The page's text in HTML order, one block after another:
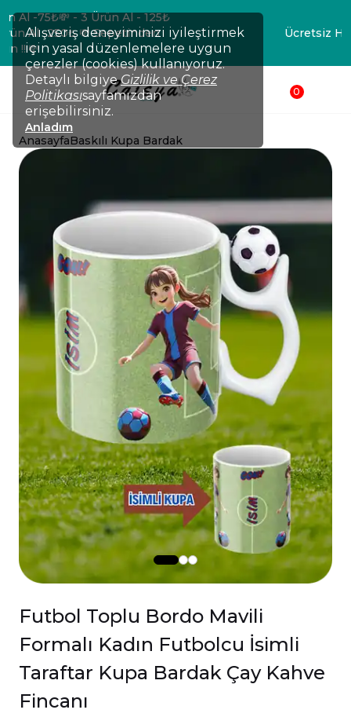
Alışveriş deneyiminizi iyileştirmek
için yasal düzenlemelere uygun
çerezler (cookies) kullanıyoruz.
Detaylı bilgiye Gizlilik ve Çerez
Politikasısayfamızdan
erişebilirsiniz.
Anladım
💸TÜM ÜRÜNLERDE !!! 2 Ürün Al -75₺💸 - 3 Ürün Al - 125₺
💸- 4 Ürün Al -200₺ 💸- 5 Ürün Al -250₺ 💸 Sepetinden
düşsün !!!💸
0
AnasayfaBaskılı Kupa Bardak
Futbol Toplu Bordo Mavili
Formalı Kadın Futbolcu İsimli
Taraftar Kupa Bardak Çay Kahve
Fincanı